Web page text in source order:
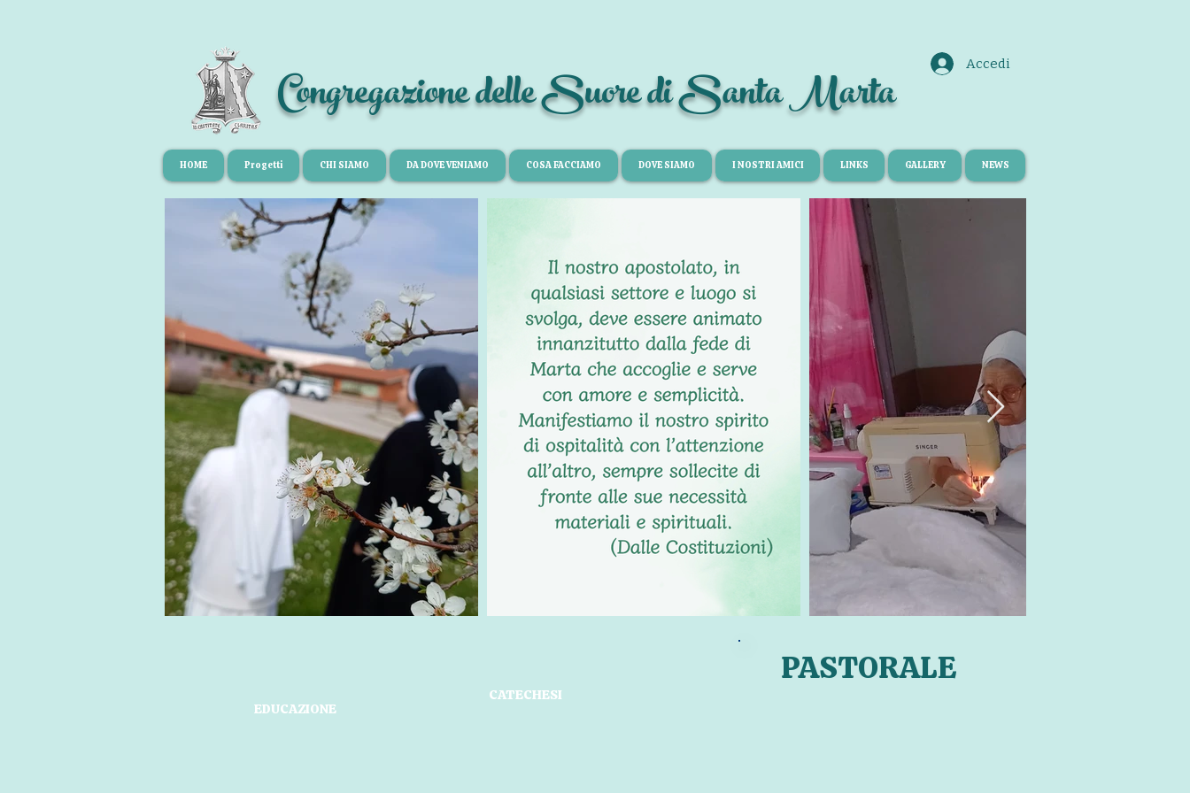
Congregazione delle Suore di Santa Marta Accedi
HOME Progetti CHI SIAMO DA DOVE VENIAMO COSA FACCIAMO DOVE SIAMO I NOSTRI AMICI LINKS GALLERY NEWS
EDUCAZIONE
CATECHESI
PASTORALE